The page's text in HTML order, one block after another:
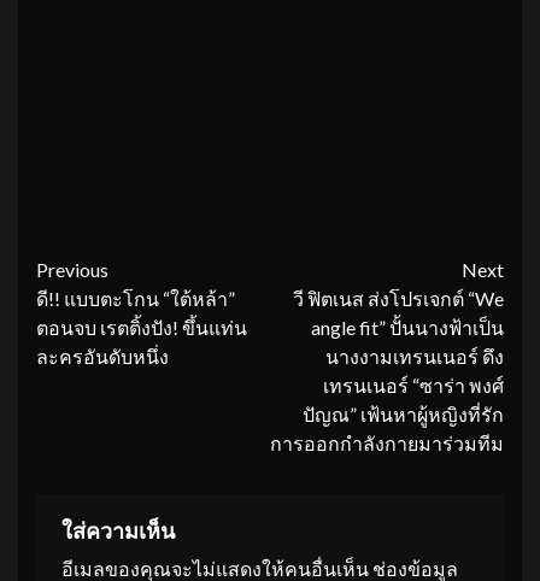
Continue
Reading
Previous
ดี!! แบบตะโกน “ใต้หล้า”
ตอนจบ เรตติ้งปัง! ขึ้นแท่น
ละครอันดับหนึ่ง
Next
วี ฟิตเนส ส่งโปรเจกต์ “We
angle fit” ปั้นนางฟ้าเป็น
นางงามเทรนเนอร์ ดึง
เทรนเนอร์ “ซาร่า พงศ์
ปัญณ” เฟ้นหาผู้หญิงที่รัก
การออกกำลังกายมาร่วมทีม
ใส่ความเห็น
อีเมลของคุณจะไม่แสดงให้คนอื่นเห็น ช่องข้อมูล